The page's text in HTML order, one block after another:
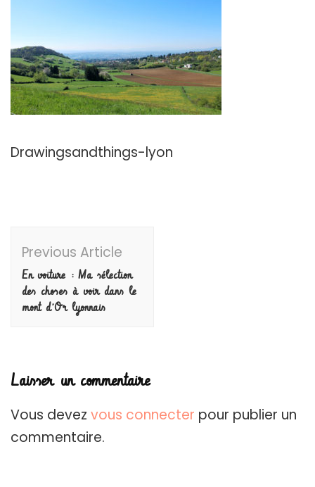
Drawingsandthings-lyon
Navigation
Previous Article
En voiture : Ma sélection
des choses à voir dans le
mont d’Or lyonnais
Laisser un commentaire
Vous devez vous connecter pour publier un
commentaire.